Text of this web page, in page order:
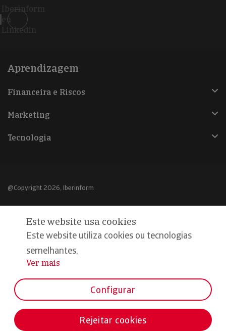
Iberinform
en
Linkedin
Aprendizagem
Financeira e Riscos
Marketing
Tecnologia
@Copyright 2026, Iberinform
Declaração de privacidade
Compromisso qualidade e segurança
Este website usa cookies
Este website utiliza cookies ou tecnologias
semelhantes,
...
Ver mais
Configurar
Rejeitar cookies